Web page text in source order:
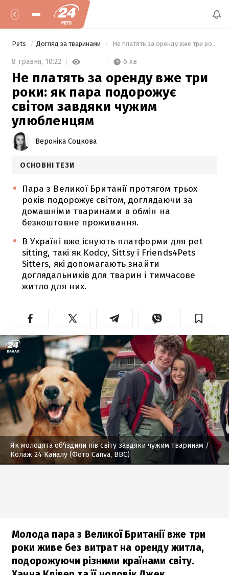
Pets Догляд за тваринами Не платять за оренду вже три роки: як пара подорожує світом завдяки чужим улюбленцям
8 травня, 10:22 6 хв
Не платять за оренду вже три
роки: як пара подорожує
світом завдяки чужим
улюбленцям
Вероніка Соцкова
ОСНОВНІ ТЕЗИ
Пара з Великої Британії протягом трьох
років подорожує світом, доглядаючи за
домашніми тваринами в обмін на
безкоштовне проживання.
В Україні вже існують платформи для pet
sitting, такі як Kodcy, Sittsy і Friends4Pets
Sitters, які допомагають знайти
доглядальників для тварин і тимчасове
житло для них.
Як молодята об'їздили пів світу завдяки чужим тваринам /
Колаж 24 Каналу (Фото Canva, ВВС)
Молода пара з Великої Британії вже три
роки живе без витрат на оренду житла,
подорожуючи різними країнами світу.